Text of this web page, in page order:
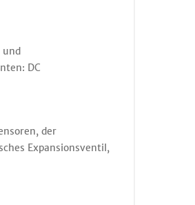
und
DC
der
Expansionsventil,